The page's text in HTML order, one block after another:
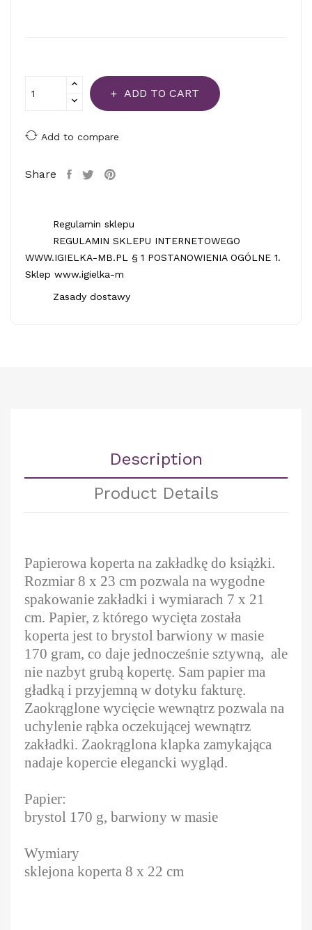
ADD TO CART
Add to compare
Share
Regulamin sklepu
REGULAMIN SKLEPU INTERNETOWEGO
WWW.IGIELKA-MB.PL § 1 POSTANOWIENIA OGÓLNE 1.
Sklep www.igielka-m
Zasady dostawy
Description
Product Details
Papierowa koperta na zakładkę do książki.
Rozmiar 8 x 23 cm pozwala na wygodne
spakowanie zakładki i wymiarach 7 x 21
cm. Papier, z którego wycięta została
koperta jest to brystol barwiony w masie
170 gram, co daje jednocześnie sztywną, ale
nie nazbyt grubą kopertę. Sam papier ma
gładką i przyjemną w dotyku fakturę.
Zaokrąglone wycięcie wewnątrz pozwala na
uchylenie rąbka oczekującej wewnątrz
zakładki. Zaokrąglona klapka zamykająca
nadaje kopercie elegancki wygląd.
Papier:
brystol 170 g, barwiony w masie
Wymiary
sklejona koperta 8 x 22 cm